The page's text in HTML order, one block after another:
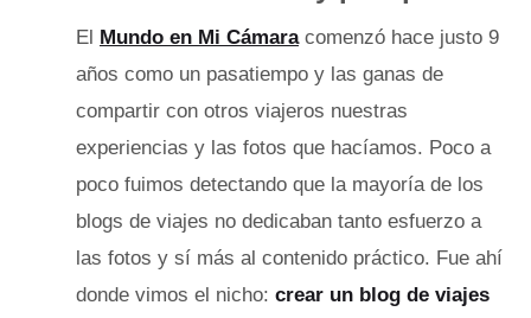
El Mundo en Mi Cámaracomenzó hace justo 9
años como un pasatiempo y las ganas de
compartir con otros viajeros nuestras
experiencias y las fotos que hacíamos. Poco a
poco fuimos detectando que la mayoría de los
blogs de viajes no dedicaban tanto esfuerzo a
las fotos y sí más al contenido práctico. Fue ahí
donde vimos el nicho: crear un blog de viajes